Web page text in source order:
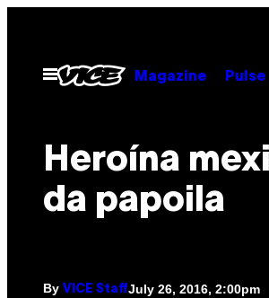
contentOpen
Menu
Magazine Pulse
Heroína
da papoila
By VICE StaffJuly 26, 2016, 2:00pm